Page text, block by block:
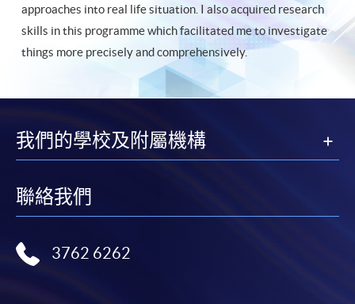
approaches into real life situation. I also acquired research
skills in this programme which facilitated me to investigate
things more precisely and comprehensively.
我們的學校及附屬機構
聯絡我們
3762 6262